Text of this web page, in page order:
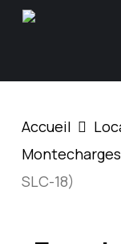
Skip
Accueil
Montecharges
SLC-18)